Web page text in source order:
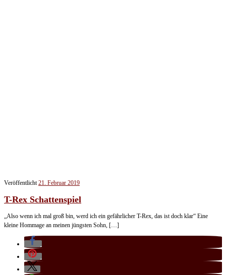
Veröffentlicht21. Februar 2019
T-Rex Schattenspiel
„Also wenn ich mal groß bin, werd ich ein gefährlicher T-Rex, das ist doch klar“ Eine
kleine Hommage an meinen jüngsten Sohn, […]